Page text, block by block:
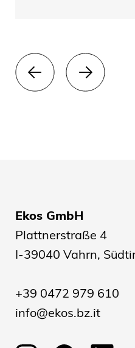
Ekos GmbH
Plattnerstraße 4
I-39040 Vahrn,
+39 0472 979 610
info@ekos.bz.it